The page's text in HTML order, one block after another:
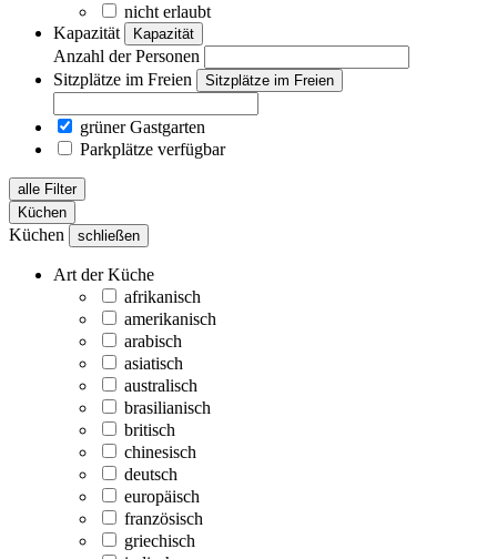
nicht erlaubt
Kapazität
Kapazität
Anzahl der Personen
Sitzplätze im Freien
Sitzplätze im Freien
grüner Gastgarten
Parkplätze verfügbar
alle Filter
Küchen
Küchen schließen
Art der Küche
afrikanisch
amerikanisch
arabisch
asiatisch
australisch
brasilianisch
britisch
chinesisch
deutsch
europäisch
französisch
griechisch